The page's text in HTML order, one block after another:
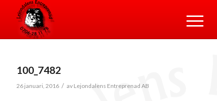
100_7482
26 januari, 2016 / av Lejondalens Entreprenad AB